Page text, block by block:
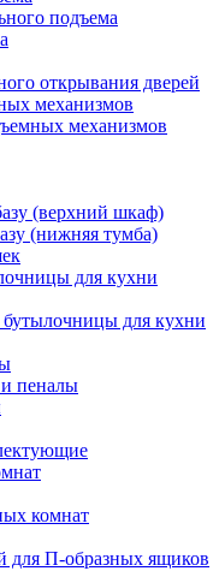
подъема
открывания дверей
механизмов
механизмов
(верхний шкаф)
(нижняя тумба)
для кухни
для кухни
пеналы
комнат
для П-образных ящиков